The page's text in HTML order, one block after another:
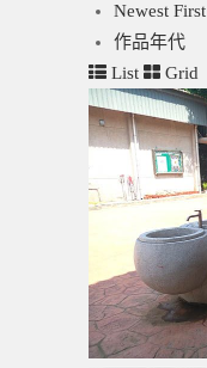
Newest First
作品年代
List
Grid